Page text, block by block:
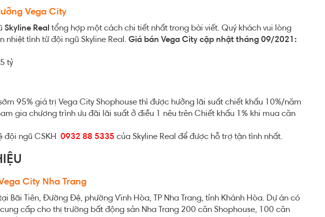
Vega City
Skyline Real tổng hợp một cách chi tiết nhất trong bài viết. Quý khách vui lòng
nhiệt tình từ đội ngũ Skyline Real. Giá bán Vega City cập nhật tháng 09/2021:
tỷ
95% giá trị Vega City Shophouse thì được hưởng lãi suất chiết khấu 10%/năm
gia chương trình ưu đãi lãi suất ở điều 1 nêu trên Chiết khấu 1% khi mua căn
đội ngũ CSKH 0932 88 5335 của Skyline Real để được hỗ trợ tận tình nhất.
City Nha Trang
Tiên, Đường Đệ, phường Vĩnh Hòa, TP Nha Trang, tỉnh Khánh Hòa. Dự án có
cấp cho thị trường bất động sản Nha Trang 200 căn Shophouse, 100 căn